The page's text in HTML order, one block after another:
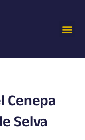
Cenepa
Selva